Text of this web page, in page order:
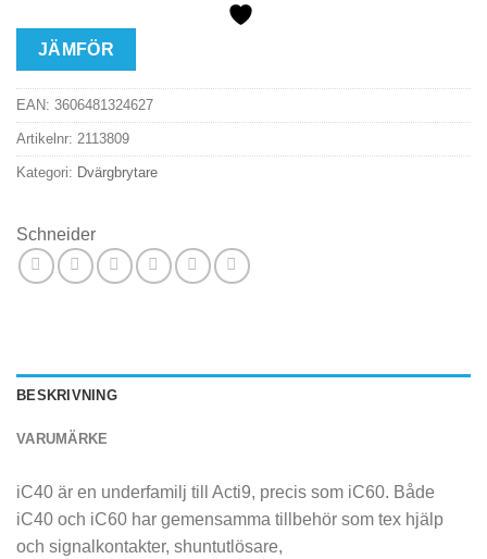
JÄMFÖR
EAN: 3606481324627
Artikelnr: 2113809
Kategori: Dvärgbrytare
Schneider
BESKRIVNING
VARUMÄRKE
iC40 är en underfamilj till Acti9, precis som iC60. Både
iC40 och iC60 har gemensamma tillbehör som tex hjälp
och signalkontakter, shuntutlösare,